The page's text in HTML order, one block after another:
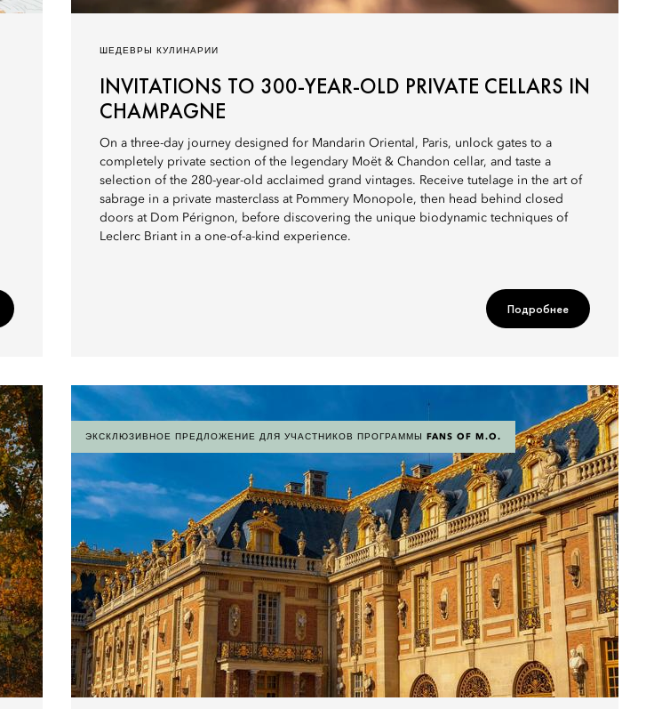
ШЕДЕВРЫ КУЛИНАРИИ
INVITATIONS TO 300-YEAR-OLD PRIVATE CELLARS IN
CHAMPAGNE
On a three-day journey designed for Mandarin Oriental, Paris, unlock gates to a
completely private section of the legendary Moët & Chandon cellar, and taste a
selection of the 280-year-old acclaimed grand vintages. Receive tutelage in the art of
sabrage in a private masterclass at Pommery Monopole, then head behind closed
doors at Dom Pérignon, before discovering the unique biodynamic techniques of
Leclerc Briant in a one-of-a-kind experience.
Подробнее
ЭКСКЛЮЗИВНОЕ ПРЕДЛОЖЕНИЕ ДЛЯ УЧАСТНИКОВ ПРОГРАММЫ FANS OF M.O.